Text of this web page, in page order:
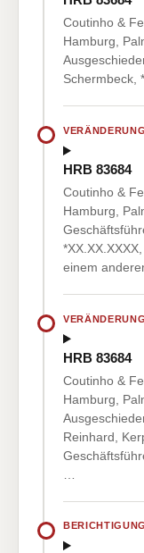
Coutinho &
Hamburg,
Schermbeck,
HRB 83684
Coutinho &
Hamburg,
einem
HRB 83684
Coutinho &
Hamburg,
Reinhard,